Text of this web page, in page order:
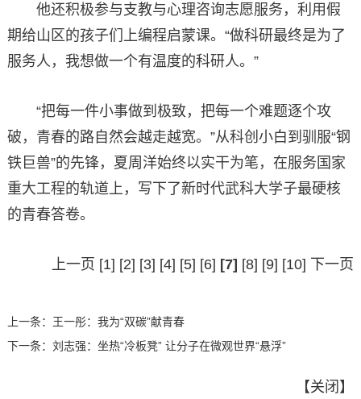
他还积极参与支教与心理咨询志愿服务，利用假
期给山区的孩子们上编程启蒙课。“做科研最终是为了
服务人，我想做一个有温度的科研人。”
“把每一件小事做到极致，把每一个难题逐个攻
破，青春的路自然会越走越宽。”从科创小白到驯服“钢
铁巨兽”的先锋，夏周洋始终以实干为笔，在服务国家
重大工程的轨道上，写下了新时代武科大学子最硬核
的青春答卷。
上一页 [1] [2] [3] [4] [5] [6] [7] [8] [9] [10] 下一页
上一条： 王一彤：我为“双碳”献青春
下一条： 刘志强：坐热“冷板凳” 让分子在微观世界“悬浮”
【关闭 】